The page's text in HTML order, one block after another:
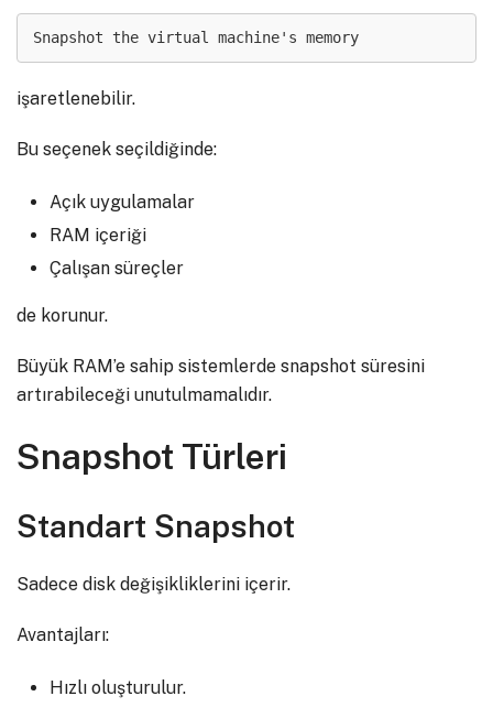
Snapshot the virtual machine's memory
işaretlenebilir.
Bu seçenek seçildiğinde:
Açık uygulamalar
RAM içeriği
Çalışan süreçler
de korunur.
Büyük RAM’e sahip sistemlerde snapshot süresini
artırabileceği unutulmamalıdır.
Snapshot Türleri
Standart Snapshot
Sadece disk değişikliklerini içerir.
Avantajları:
Hızlı oluşturulur.